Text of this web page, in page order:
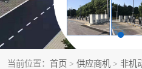
当前位置： 首页 > 供应商机 > 非机
电动自行车充电桩
充电桩